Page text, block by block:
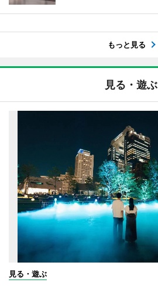
もっと見る
見る・遊ぶ
見る・遊ぶ